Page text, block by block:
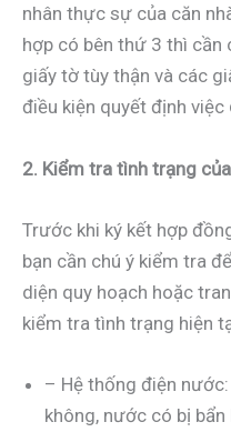
nhân thực sự của căn
hợp có bên thứ 3 thì cần
giấy tờ tùy thận và các
điều kiện quyết định việc
2. Kiểm tra tình trạng
Trước khi ký kết hợp
bạn cần chú ý kiểm tra
diện quy hoạch hoặc
kiểm tra tình trạng hiện
– Hệ thống điện
không, nước có bị